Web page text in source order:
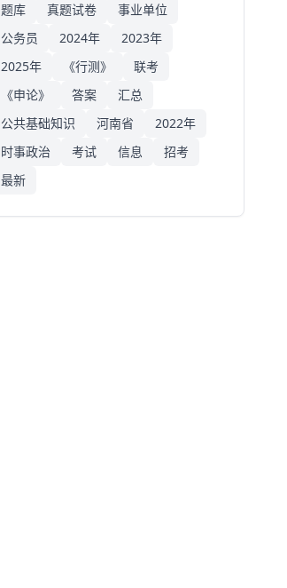
题库 真题试卷
事业单位
公务员
2024年
2023年
2025年
《行测》
联考
《申论》
答案
汇总
公共基础知识
河南省
2022年
时事政治
考试 信息
招考
最新